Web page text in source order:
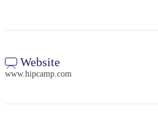
Website
www.hipcamp.com